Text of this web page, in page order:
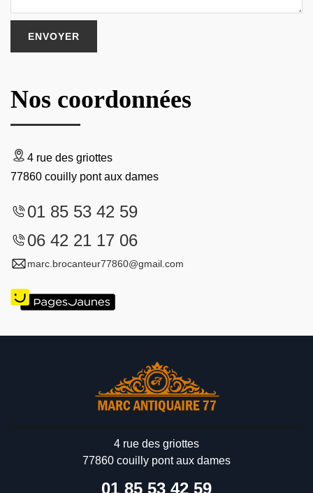
Nos coordonnées
4 rue des griottes
77860 couilly pont aux dames
01 85 53 42 59
06 42 21 17 06
marc.brocanteur77860@gmail.com
4 rue des griottes
77860 couilly pont aux dames
01 85 53 42 59